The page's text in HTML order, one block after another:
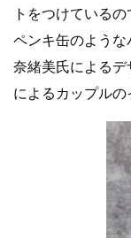
トをつけている
ペンキ缶のよう
奈緒美氏による
によるカップルの